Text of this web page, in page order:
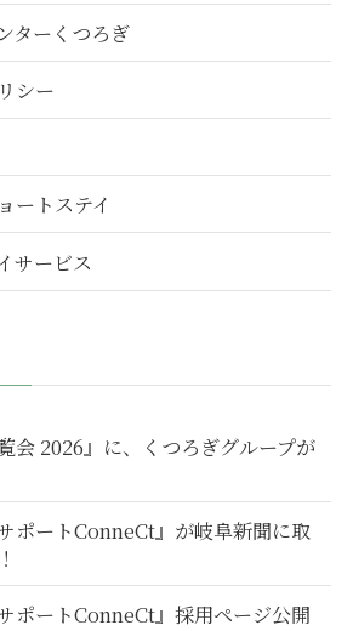
ターくつろぎ
シー
ートステイ
サービス
会 2026』に、くつろぎグループが
ポートConneCt』が岐阜新聞に取
ポートConneCt』採用ページ公開